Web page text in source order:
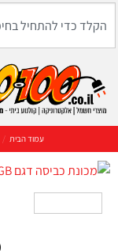
עמוד הבית /